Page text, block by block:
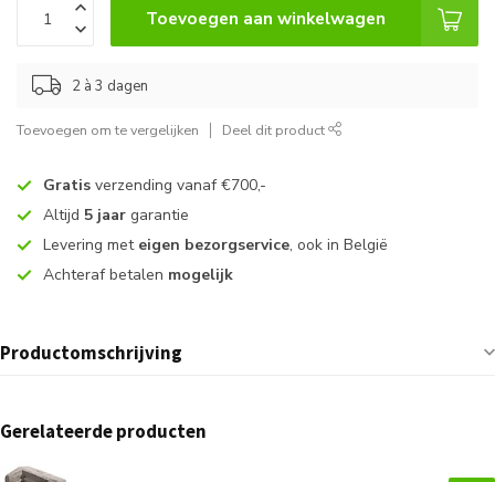
Toevoegen aan winkelwagen
2 à 3 dagen
Toevoegen om te vergelijken Deel dit product
Gratis verzending vanaf €700,-
Altijd 5 jaar garantie
Levering met eigen bezorgservice, ook in België
Achteraf betalen mogelijk
Productomschrijving
Gerelateerde producten